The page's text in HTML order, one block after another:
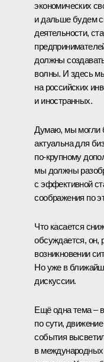
экономических
и дальше будем
деятельности,
должны
волны. И здесь
на российских
и иностранных.
Думаю, мы могли
актуальна для
по‑крупному
мы должны
с эффективной
соображения по
Что касается
обсуждается, он,
возникновении
Но уже в
дискуссии.
Ещё одна тема –
по сути,
события
в международных